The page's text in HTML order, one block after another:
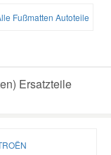
Fußmatten Autoteile
Ersatzteile